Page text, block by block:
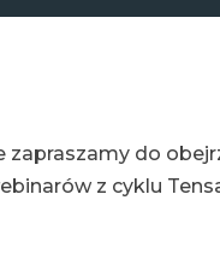
zapraszamy do
z cyklu